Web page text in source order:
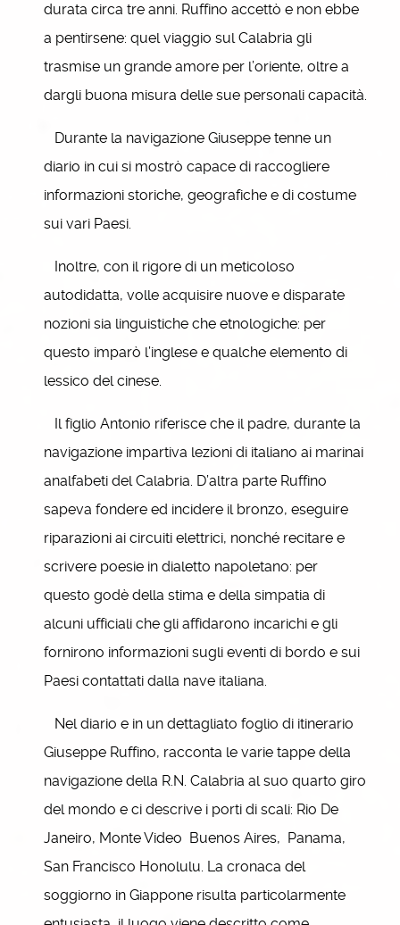
durata circa tre anni. Ruffino accettò e non ebbe
a pentirsene: quel viaggio sul Calabria gli
trasmise un grande amore per l’oriente, oltre a
dargli buona misura delle sue personali capacità.
Durante la navigazione Giuseppe tenne un
diario in cui si mostrò capace di raccogliere
informazioni storiche, geografiche e di costume
sui vari Paesi.
Inoltre, con il rigore di un meticoloso
autodidatta, volle acquisire nuove e disparate
nozioni sia linguistiche che etnologiche: per
questo imparò l’inglese e qualche elemento di
lessico del cinese.
Il figlio Antonio riferisce che il padre, durante la
navigazione impartiva lezioni di italiano ai marinai
analfabeti del Calabria. D’altra parte Ruffino
sapeva fondere ed incidere il bronzo, eseguire
riparazioni ai circuiti elettrici, nonché recitare e
scrivere poesie in dialetto napoletano: per
questo godè della stima e della simpatia di
alcuni ufficiali che gli affidarono incarichi e gli
fornirono informazioni sugli eventi di bordo e sui
Paesi contattati dalla nave italiana.
Nel diario e in un dettagliato foglio di itinerario
Giuseppe Ruffino, racconta le varie tappe della
navigazione della R.N. Calabria al suo quarto giro
del mondo e ci descrive i porti di scali: Rio De
Janeiro, Monte Video Buenos Aires, Panama,
San Francisco Honolulu. La cronaca del
soggiorno in Giappone risulta particolarmente